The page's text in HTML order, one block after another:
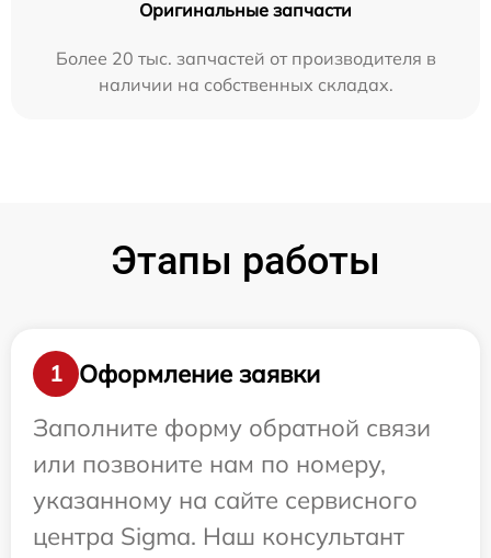
Оригинальные запчасти
Более 20 тыс. запчастей от производителя в
наличии на собственных складах.
Этапы работы
1
Оформление заявки
Заполните форму обратной связи
или позвоните нам по номеру,
указанному на сайте сервисного
центра Sigma. Наш консультант